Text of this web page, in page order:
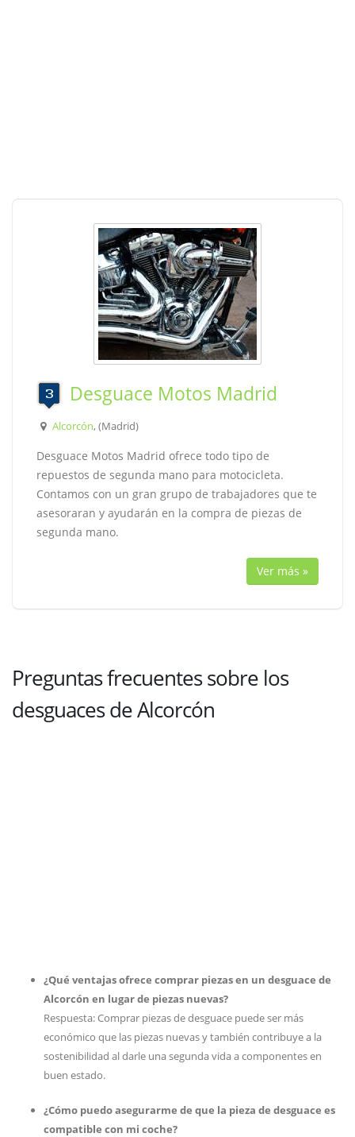
Desguace Motos Madrid
Alcorcón, (Madrid)
Desguace Motos Madrid ofrece todo tipo de
repuestos de segunda mano para motocicleta.
Contamos con un gran grupo de trabajadores que te
asesoraran y ayudarán en la compra de piezas de
segunda mano.
Ver más »
Preguntas frecuentes sobre los
desguaces de Alcorcón
¿Qué ventajas ofrece comprar piezas en un desguace de
Alcorcón en lugar de piezas nuevas?
Respuesta: Comprar piezas de desguace puede ser más
económico que las piezas nuevas y también contribuye a la
sostenibilidad al darle una segunda vida a componentes en
buen estado.
¿Cómo puedo asegurarme de que la pieza de desguace es
compatible con mi coche?